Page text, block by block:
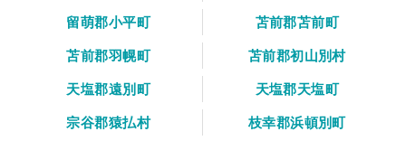
留萌郡小平町
苫前郡苫前町
苫前郡羽幌町
苫前郡初山別村
天塩郡遠別町
天塩郡天塩町
宗谷郡猿払村
枝幸郡浜頓別町